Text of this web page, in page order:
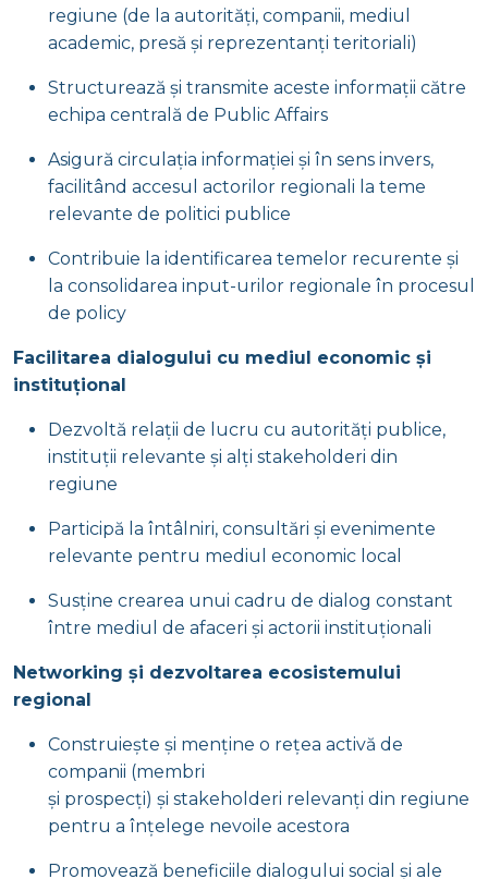
regiune (de la autorități, companii, mediul
academic, presă și reprezentanți teritoriali)
Structurează și transmite aceste informații către
echipa centrală de Public Affairs
Asigură circulația informației și în sens invers,
facilitând accesul actorilor regionali la teme
relevante de politici publice
Contribuie la identificarea temelor recurente și
la consolidarea input-urilor regionale în procesul
de policy
Facilitarea dialogului cu mediul economic și
instituțional
Dezvoltă relații de lucru cu autorități publice,
instituții relevante și alți stakeholderi din
regiune
Participă la întâlniri, consultări și evenimente
relevante pentru mediul economic local
Susține crearea unui cadru de dialog constant
între mediul de afaceri și actorii instituționali
Networking și dezvoltarea ecosistemului
regional
Construiește și menține o rețea activă de
companii (membri
și prospecți) și stakeholderi relevanți din regiune
pentru a înțelege nevoile acestora
Promovează beneficiile dialogului social și ale